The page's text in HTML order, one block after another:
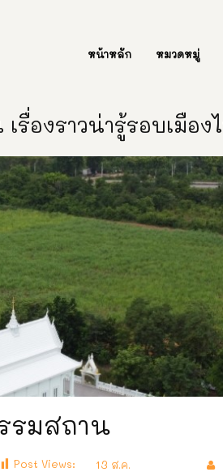
หน้าหลัก หมวดหมู่
รื่องราวน่ารู้รอบเมือง
รมสถาน
Post Views:
13 ส.ค.